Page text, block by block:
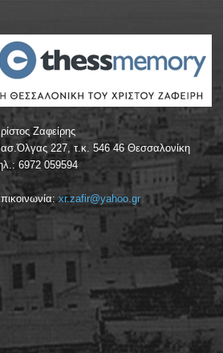
Ζαφείρης
227, τ.κ. 546 46 Θεσσαλονίκη
6972 059594
xr.zafir@yahoo.gr